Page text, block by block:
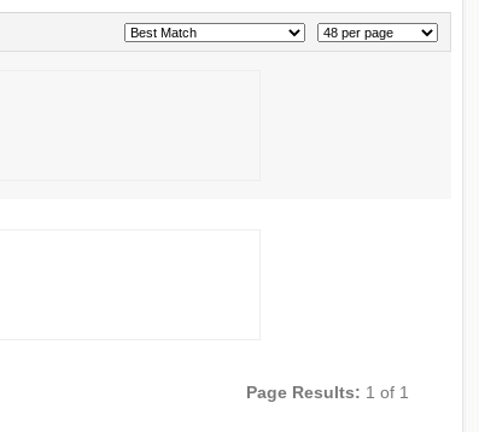
Page Results: 1 of 1